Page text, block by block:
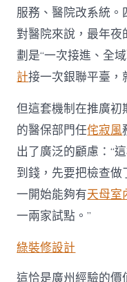
服務、醫院改系統。
對醫院來說，最年夜
劃是“一次接進、全
計接一次銀聯平臺，
但這套機制在推廣
的醫保部門任侘寂風
出了廣泛的顧慮：“
到錢，先要把檢查
一開始能夠有天母室
一兩家試點。”
綠裝修設計
這恰是廣州經驗的